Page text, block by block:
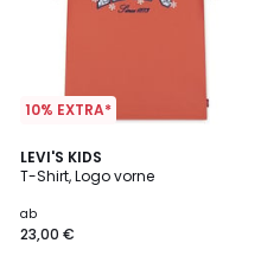
10% EXTRA*
LEVI'S KIDS
T-Shirt, Logo vorne
ab
23,00 €
5
/